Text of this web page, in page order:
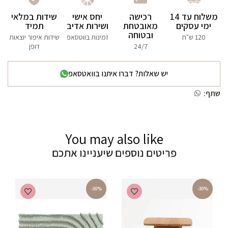
משלוח עד 14
ימי עסקים
120 ש"ח
רכישה
מאובטחת
ובטוחה
24/7
יחס אישי
ושירות אדיב
זמינות בווטסאפ
שידות במלאי
תמיד
שידות איפור יוצאות
דופן
יש שאלות? דברו איתנו בוואטסאפ
שתף:
You may also like
פריטים נוספים שיעניינו אתכם
-30%
-30%